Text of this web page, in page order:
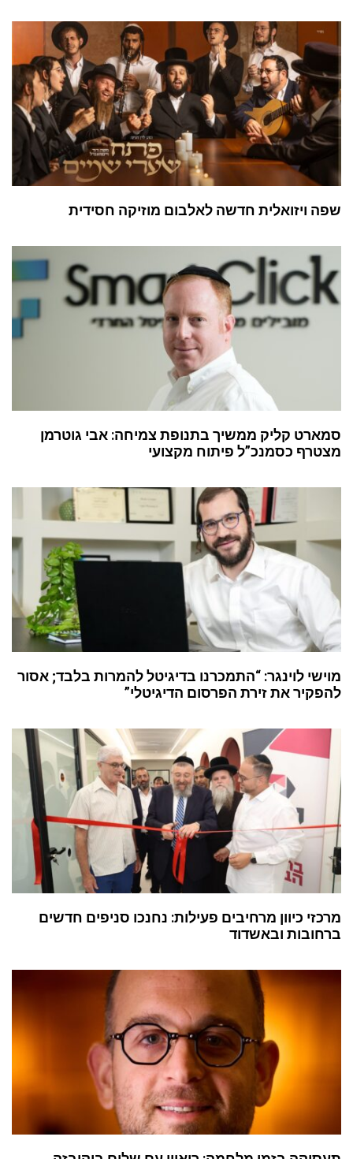
שפה ויזואלית חדשה לאלבום מוזיקה חסידית
סמארט קליק ממשיך בתנופת צמיחה: אבי גוטרמן
מצטרף כסמנכ”ל פיתוח מקצועי
מוישי לוינגר: “התמכרנו בדיגיטל להמרות בלבד; אסור
להפקיר את זירת הפרסום הדיגיטלי”
מרכזי כיוון מרחיבים פעילות: נחנכו סניפים חדשים
ברחובות ובאשדוד